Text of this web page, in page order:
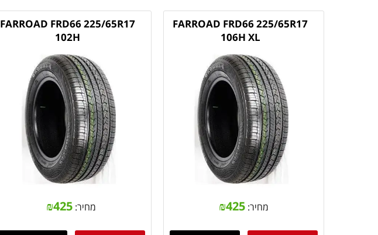
FARROAD FRD66 225/65R17
106H XL
מחיר: ₪425
FARROAD FRD66 225/65R17
102H
מחיר: ₪425